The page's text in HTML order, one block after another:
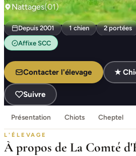
Nattages(01)
Depuis 2001 1 chien 2 portées
Affixe SCC
Contacter l'élevage ★
Suivre
Présentation Chiots Cheptel
L'ÉLEVAGE
À propos de La Comté